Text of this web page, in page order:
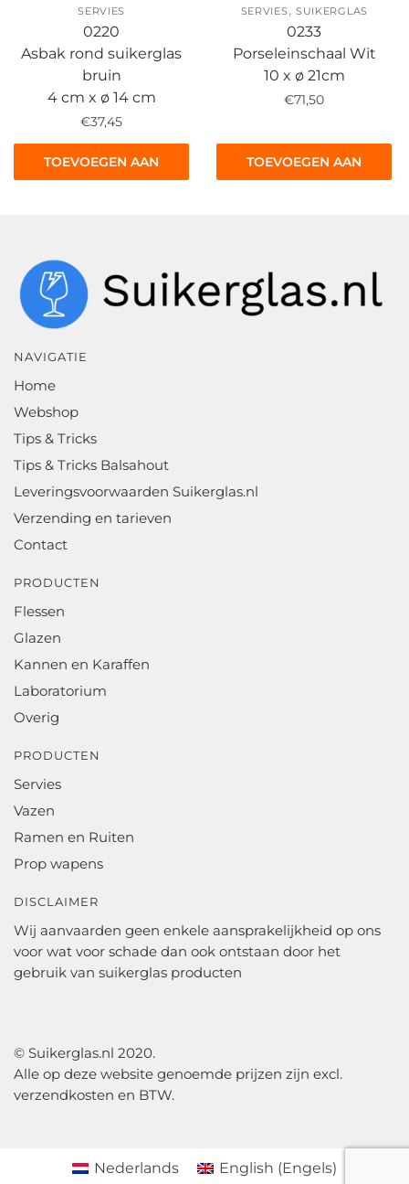
SERVIES
0220
Asbak rond suikerglas
bruin
4 cm x ø 14 cm
€37,45
TOEVOEGEN AAN
SERVIES, SUIKERGLAS
0233
Porseleinschaal Wit
10 x ø 21cm
€71,50
TOEVOEGEN AAN
NAVIGATIE
Home
Webshop
Tips & Tricks
Tips & Tricks Balsahout
Leveringsvoorwaarden Suikerglas.nl
Verzending en tarieven
Contact
PRODUCTEN
Flessen
Glazen
Kannen en Karaffen
Laboratorium
Overig
PRODUCTEN
Servies
Vazen
Ramen en Ruiten
Prop wapens
DISCLAIMER
Wij aanvaarden geen enkele aansprakelijkheid op ons
voor wat voor schade dan ook ontstaan door het
gebruik van suikerglas producten
© Suikerglas.nl 2020.
Alle op deze website genoemde prijzen zijn excl.
verzendkosten en BTW.
Nederlands English (Engels)